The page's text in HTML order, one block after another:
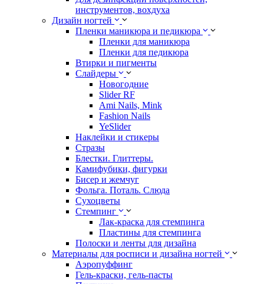
инструментов, вохдуха
Дизайн ногтей
Пленки маникюра и педикюра
Пленки для маникюра
Пленки для педикюра
Втирки и пигменты
Слайдеры
Новогодние
Slider RF
Ami Nails, Mink
Fashion Nails
YeSlider
Наклейки и стикеры
Стразы
Блестки. Глиттеры.
Камифубики, фигурки
Бисер и жемчуг
Фольга. Поталь. Слюда
Сухоцветы
Стемпинг
Лак-краска для стемпинга
Пластины для стемпинга
Полоски и ленты для дизайна
Материалы для росписи и дизайна ногтей
Аэропуффинг
Гель-краски, гель-пасты